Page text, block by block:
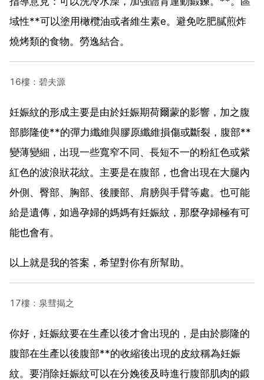
域性**可以塗用橄欖油或者維生素e。避免吃肥膩煎炸
燒烤類的食物。勞逸結合。
16樓：碧夫源
妊娠紋的形成主要是由於妊娠期荷爾蒙的影響，加之腹
部膨隆使**的彈力纖維與膠原纖維損傷或斷裂，腹部**
變薄變細，出現一些寬窄不同、長短不一的粉紅色或紫
紅色的波浪狀花紋。主要是在腹部，也會出現在大腿內
外側、臀部、胸部、後腰部、肩膀與手臂等處。也可能
給是遺傳，如過孕婦的媽媽有妊娠紋，那麼孕婦極有可
能也會有。
以上就是我的答案，希望對你有所幫助。
17樓：泉彗揭之
你好，妊娠紋要在生產以後才會出現的，是由於膨隆的
腹部在生產以後腹部**的收縮後出現的皮紋稱為妊娠
紋。要消除妊娠紋可以在分娩後及時進行腹部肌肉的鍛